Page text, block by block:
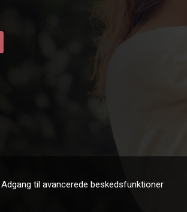
Adgang til avancerede beskedsfunktioner